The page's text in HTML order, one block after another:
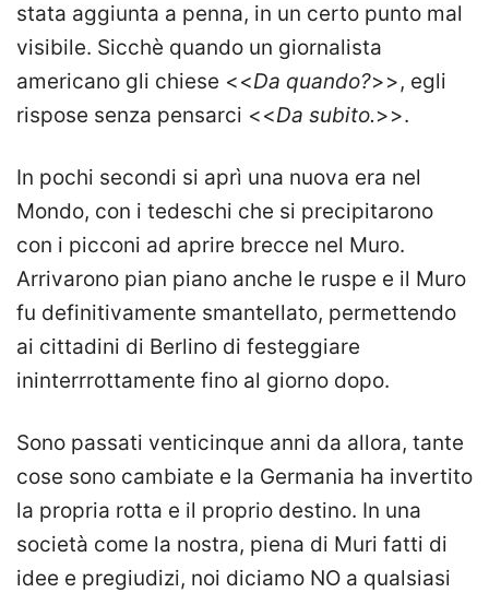
stata aggiunta a penna, in un certo punto mal
visibile. Sicchè quando un giornalista
americano gli chiese <<Da quando?>>, egli
rispose senza pensarci <<Da subito.>>.
In pochi secondi si aprì una nuova era nel
Mondo, con i tedeschi che si precipitarono
con i picconi ad aprire brecce nel Muro.
Arrivarono pian piano anche le ruspe e il Muro
fu definitivamente smantellato, permettendo
ai cittadini di Berlino di festeggiare
ininterrrottamente fino al giorno dopo.
Sono passati venticinque anni da allora, tante
cose sono cambiate e la Germania ha invertito
la propria rotta e il proprio destino. In una
società come la nostra, piena di Muri fatti di
idee e pregiudizi, noi diciamo NO a qualsiasi